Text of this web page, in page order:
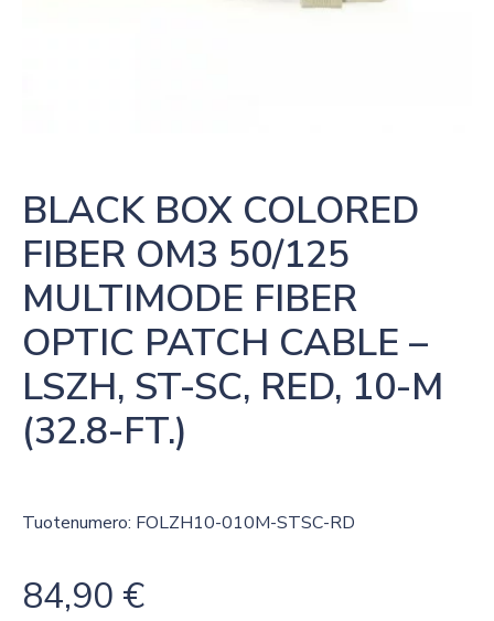
BLACK BOX COLORED
FIBER OM3 50/125
MULTIMODE FIBER
OPTIC PATCH CABLE –
LSZH, ST-SC, RED, 10-M
(32.8-FT.)
Tuotenumero: FOLZH10-010M-STSC-RD
84,90 €